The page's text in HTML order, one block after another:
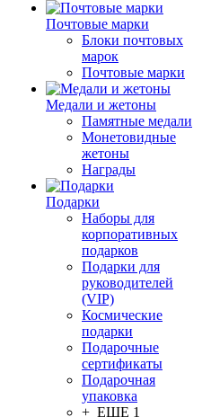
Почтовые марки
Блоки почтовых
марок
Почтовые марки
Медали и жетоны
Памятные медали
Монетовидные
жетоны
Награды
Подарки
Наборы для
корпоративных
подарков
Подарки для
руководителей
(VIP)
Космические
подарки
Подарочные
сертификаты
Подарочная
упаковка
+ ЕЩЕ 1